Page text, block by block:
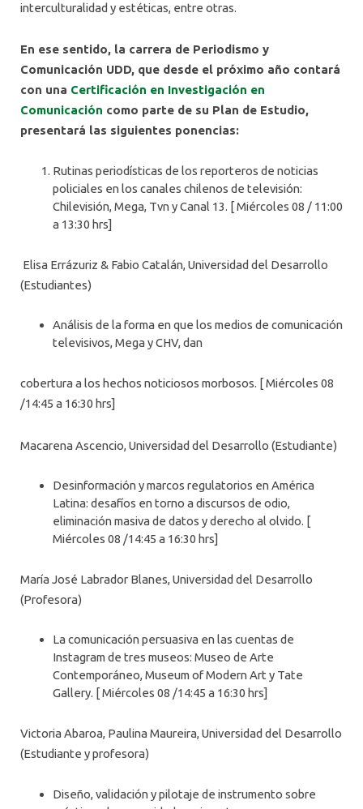
interculturalidad y estéticas, entre otras.
En ese sentido, la carrera de Periodismo y
Comunicación UDD, que desde el próximo año contará
con una Certificación en Investigación en
Comunicación como parte de su Plan de Estudio,
presentará las siguientes ponencias:
Rutinas periodísticas de los reporteros de noticias
policiales en los canales chilenos de televisión:
Chilevisión, Mega, Tvn y Canal 13. [ Miércoles 08 / 11:00
a 13:30 hrs]
Elisa Errázuriz & Fabio Catalán, Universidad del Desarrollo
(Estudiantes)
Análisis de la forma en que los medios de comunicación
televisivos, Mega y CHV, dan
cobertura a los hechos noticiosos morbosos. [ Miércoles 08
/14:45 a 16:30 hrs]
Macarena Ascencio, Universidad del Desarrollo (Estudiante)
Desinformación y marcos regulatorios en América
Latina: desafíos en torno a discursos de odio,
eliminación masiva de datos y derecho al olvido. [
Miércoles 08 /14:45 a 16:30 hrs]
María José Labrador Blanes, Universidad del Desarrollo
(Profesora)
La comunicación persuasiva en las cuentas de
Instagram de tres museos: Museo de Arte
Contemporáneo, Museum of Modern Art y Tate
Gallery. [ Miércoles 08 /14:45 a 16:30 hrs]
Victoria Abaroa, Paulina Maureira, Universidad del Desarrollo
(Estudiante y profesora)
Diseño, validación y pilotaje de instrumento sobre